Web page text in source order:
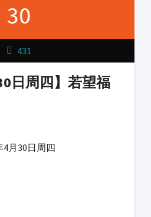
30
431
日周四】若望福
月30日周四